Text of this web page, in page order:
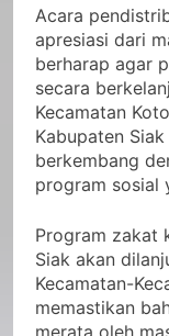
Acara
apresiasi dari
berharap agar
secara
Kecamatan
Kabupaten
berkembang
program sosial
Program zakat
Siak akan
Kecamatan-
memastikan
merata oleh